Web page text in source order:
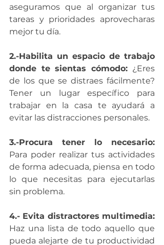
aseguramos que al organizar tus
tareas y prioridades aprovecharas
mejor tu día.
2.-Habilita un espacio de trabajo
donde te sientas cómodo: ¿Eres
de los que se distraes fácilmente?
Tener un lugar específico para
trabajar en la casa te ayudará a
evitar las distracciones personales.
Para poder realizar tus actividades
de forma adecuada, piensa en todo
lo que necesitas para ejecutarlas
sin problema.
Haz una lista de todo aquello que
pueda alejarte de tu productividad